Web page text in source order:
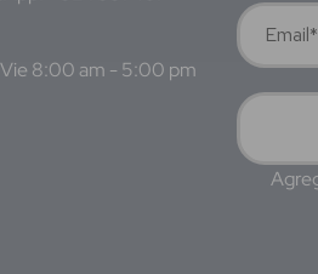
8:00 am - 5:00 pm